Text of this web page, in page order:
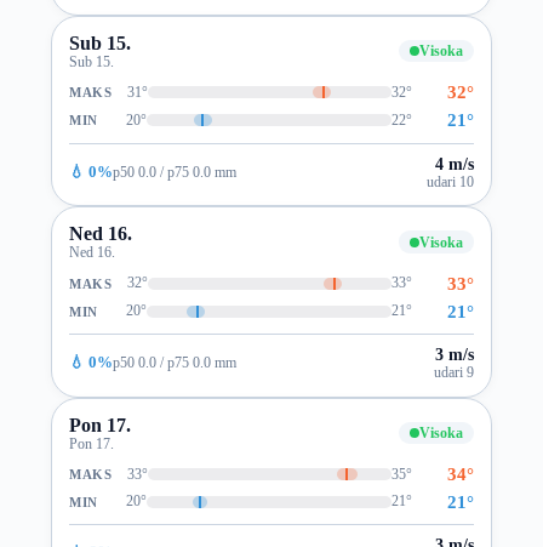
Sub 15.
Sub 15.
Visoka
MAKS 31° 32° 32°
MIN 20° 22° 21°
💧 0%p50 0.0 / p75 0.0 mm 4 m/s
udari 10
Ned 16.
Ned 16.
Visoka
MAKS 32° 33° 33°
MIN 20° 21° 21°
💧 0%p50 0.0 / p75 0.0 mm 3 m/s
udari 9
Pon 17.
Pon 17.
Visoka
MAKS 33° 35° 34°
MIN 20° 21° 21°